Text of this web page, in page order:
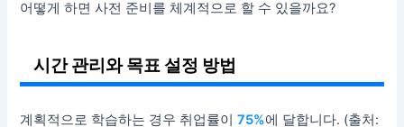
어떻게 하면 사전 준비를 체계적으로 할 수 있을까요?
시간 관리와 목표 설정 방법
계획적으로 학습하는 경우 취업률이75%에 달합니다. (출처: